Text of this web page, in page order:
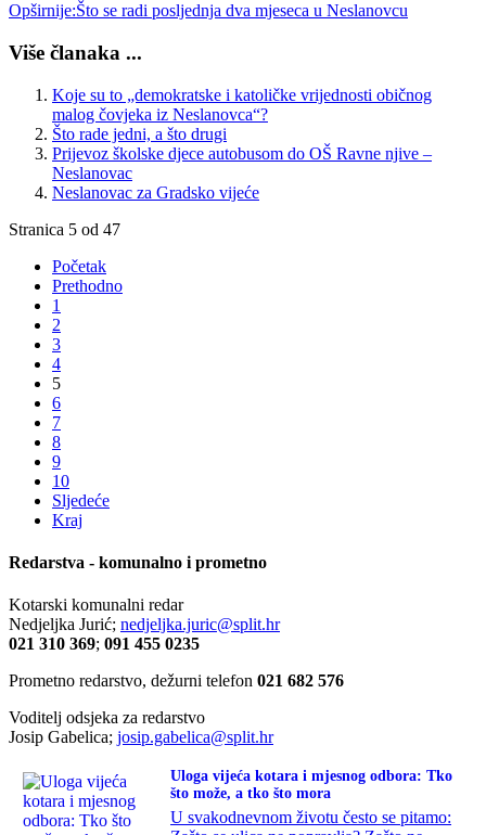
Opširnije:Što se radi posljednja dva mjeseca u Neslanovcu
Više članaka ...
Koje su to „demokratske i katoličke vrijednosti običnog
malog čovjeka iz Neslanovca“?
Što rade jedni, a što drugi
Prijevoz školske djece autobusom do OŠ Ravne njive –
Neslanovac
Neslanovac za Gradsko vijeće
Stranica 5 od 47
Početak
Prethodno
1
2
3
4
5
6
7
8
9
10
Sljedeće
Kraj
Redarstva - komunalno i prometno
Kotarski komunalni redar
Nedjeljka Jurić; nedjeljka.juric@split.hr
021 310 369; 091 455 0235
Prometno redarstvo, dežurni telefon 021 682 576
Voditelj odsjeka za redarstvo
Josip Gabelica; josip.gabelica@split.hr
Uloga vijeća kotara i mjesnog odbora: Tko
što može, a tko što mora
U svakodnevnom životu često se pitamo: